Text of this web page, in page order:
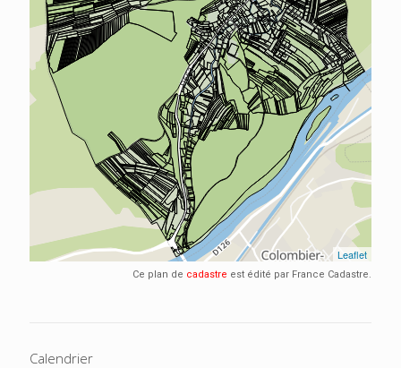
Ce plan de cadastre est édité par France Cadastre.
Calendrier